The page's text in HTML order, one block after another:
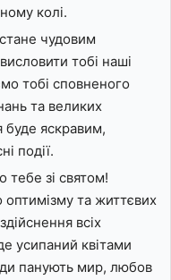
колі.
чудовим
тобі наші
тобі сповненого
та великих
яскравим,
події.
тебе зі святом!
та життєвих
всіх
усипаний квітами
панують мир, любов